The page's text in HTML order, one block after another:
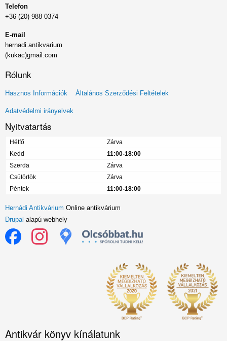
Telefon
+36 (20) 988 0374
E-mail
hernadi.antikvarium
(kukac)gmail.com
Rólunk
Lábléc
menü
Hasznos Információk Általános Szerződési Feltételek
Adatvédelmi irányelvek
Nyitvatartás
Hétfő
Zárva
Kedd
11:00-18:00
Szerda
Zárva
Csütörtök
Zárva
Péntek
11:00-18:00
Hernádi Antikvárium Online antikvárium
Drupal alapú webhely
Antikvár könyv kínálatunk